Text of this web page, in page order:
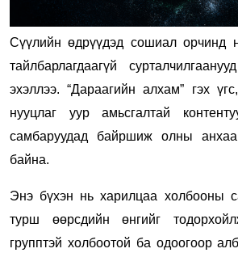
Сүүлийн өдрүүдэд сошиал орчинд
тайлбарлагдаагүй
эхэллээ. “Дараагийн алхам” гэх
нууцлаг уур амьсгалтай
самбаруудад байршиж олны
байна.
Энэ бүхэн нь харилцаа холбооны
турш өөрсдийн өнгийг
групптэй холбоотой ба одоогоор